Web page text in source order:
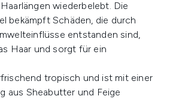
wiederbelebt. Die
bekämpft Schäden, die durch
entstanden sind,
Haar und sorgt für ein
tropisch und ist mit einer
aus Sheabutter und Feige